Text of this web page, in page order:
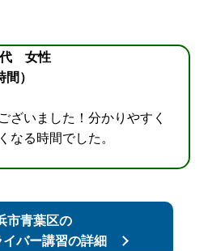
女性
）
ざいました！分かりやすく
なる時間でした。
市青葉区の
バー講習の詳細